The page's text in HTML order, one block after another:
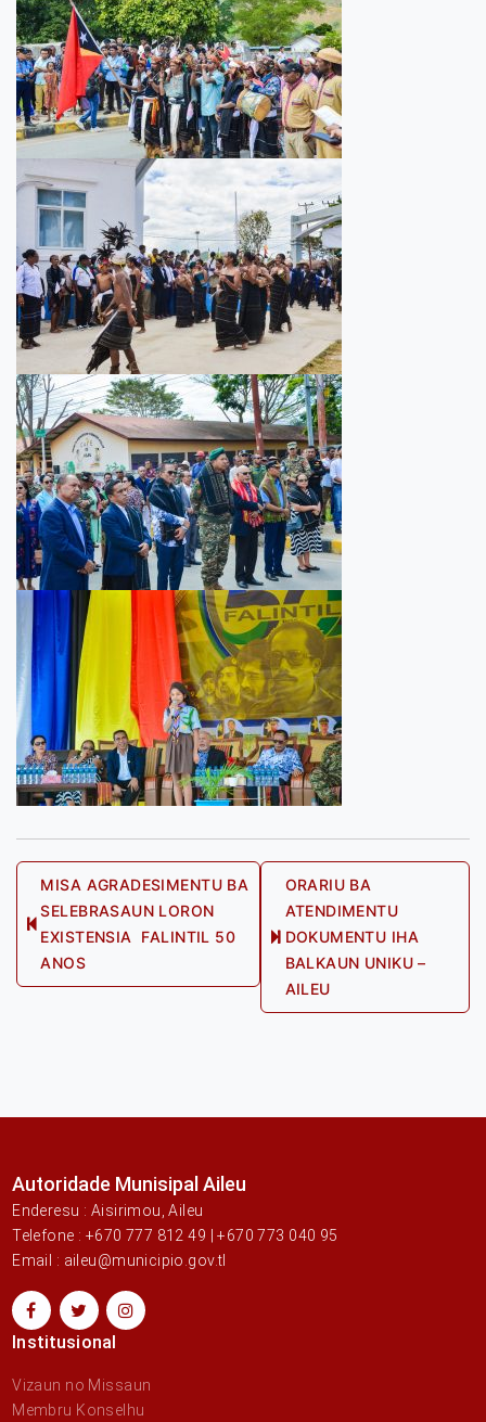
Post
navigationPrevious
MISA AGRADESIMENTU BA
SELEBRASAUN LORON
EXISTENSIA FALINTIL 50
ANOS
Next
post:
ORARIU BA
ATENDIMENTU
DOKUMENTU IHA
BALKAUN UNIKU –
AILEU
Autoridade Munisipal Aileu
Enderesu : Aisirimou, Aileu
Telefone : +670 777 812 49 | +670 773 040 95
Email : aileu@municipio.gov.tl
Institusional
Vizaun no Missaun
Membru Konselhu